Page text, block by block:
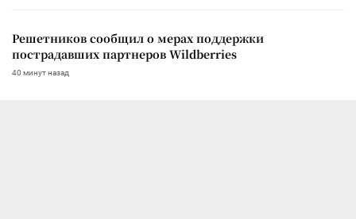
Решетников сообщил о мерах поддержки
пострадавших партнеров Wildberries
40 минут назад